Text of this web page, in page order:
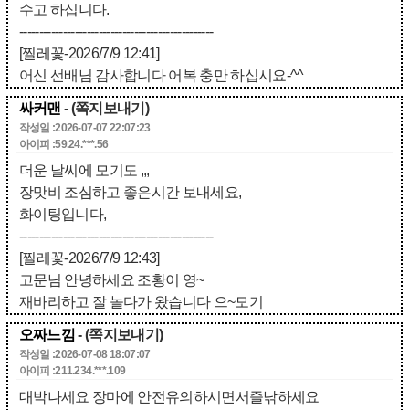
수고 하십니다.
-------------------------------------------------
[찔레꽃-2026/7/9 12:41]
어신 선배님 감사합니다 어복 충만 하십시요-^^
싸커맨 - (쪽지보내기)
작성일 :2026-07-07 22:07:23
아이피 :59.24.***.56
더운 날씨에 모기도 ,,,
장맛비 조심하고 좋은시간 보내세요,
화이팅입니다,
-------------------------------------------------
[찔레꽃-2026/7/9 12:43]
고문님 안녕하세요 조황이 영~
재바리하고 잘 놀다가 왔습니다 으~모기
오짜느낌 - (쪽지보내기)
작성일 :2026-07-08 18:07:07
아이피 :211.234.***.109
대박나세요 장마에 안전유의하시면서즐낚하세요